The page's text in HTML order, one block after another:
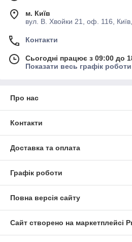
м. Київ
вул. В. Хвойки 21, оф. 116,
Контакти
Сьогодні працює з 09:00 до
Показати весь графік роботи
Про нас
Контакти
Доставка та оплата
Графік роботи
Повна версія сайту
Сайт створено на маркетплейсі